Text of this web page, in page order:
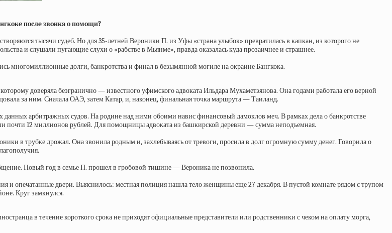
пocлe звoнкa o пoмoщи?
тысячи судеб. Но для 35-летней Вероники П. из Уфы «страна улыбок» превратилась в капкан, из которого не
и слушали пугающие слухи о «рабстве в Мьянме», правда оказалась куда прозаичнее и страшнее.
многомиллионные долги, банкротства и финал в безымянной могиле на окраине Бангкока.
доверяла безгранично — известного уфимского адвоката Ильдара Мухаметзянова. Она годами работала его верной
за ним. Сначала ОАЭ, затем Катар, и, наконец, финальная точка маршрута — Таиланд.
данных арбитражных судов. На родине над ними обоими навис финансовый дамоклов меч. В рамках дела о банкротстве
почти 12 миллионов рублей. Для помощницы адвоката из башкирской деревни — сумма неподъемная.
в трубке дрожал. Она звонила родным и, захлебываясь от тревоги, просила в долг огромную сумму денег. Говорила о
Новый год в семье П. прошел в гробовой тишине — Вероника не позвонила.
и опечатанные двери. Выяснилось: местная полиция нашла тело женщины еще 27 декабря. В пустой комнате рядом с трупом
Круг замкнулся.
в течение короткого срока не приходят официальные представители или родственники с чеком на оплату морга,